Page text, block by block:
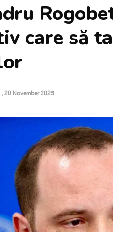
care să
, 20 November 2025